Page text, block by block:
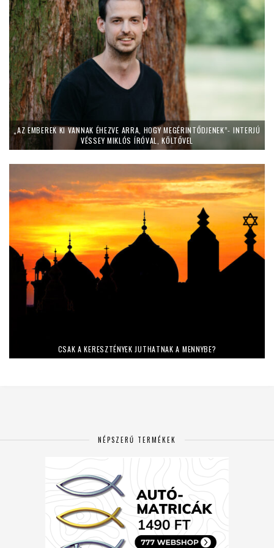
„AZ EMBEREK KI VANNAK ÉHEZVE ARRA, HOGY MEGÉRINTŐDJENEK”- INTERJÚ
VÉSSEY MIKLÓS ÍRÓVAL, KÖLTŐVEL
CSAK A KERESZTÉNYEK JUTHATNAK A MENNYBE?
NÉPSZERŰ TERMÉKEK